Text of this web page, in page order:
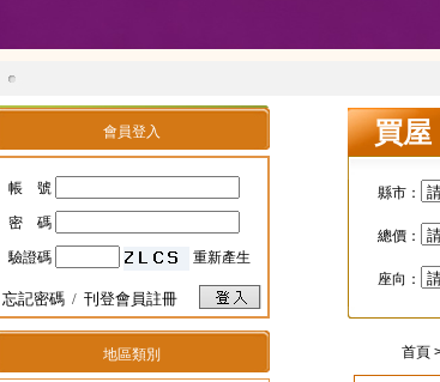
會員登入
帳 號
密 碼
驗證碼 重新產生
忘記密碼 / 刊登會員註冊
地區類別
買屋
縣市：
總價：
座向：
首頁